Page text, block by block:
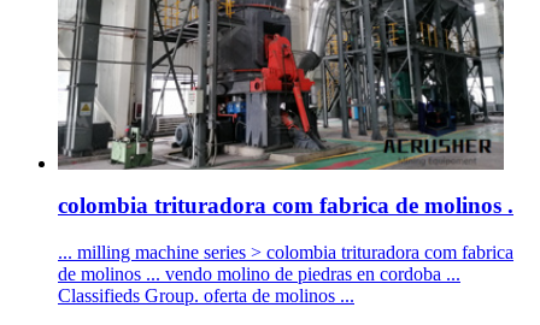
colombia trituradora com fabrica de molinos .
... milling machine series > colombia trituradora com fabrica
de molinos ... vendo molino de piedras en cordoba ...
Classifieds Group. oferta de molinos ...